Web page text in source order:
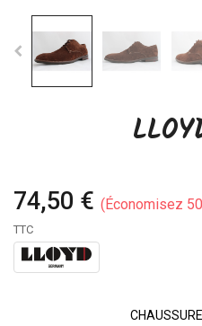
74,50 € Économisez
TTC